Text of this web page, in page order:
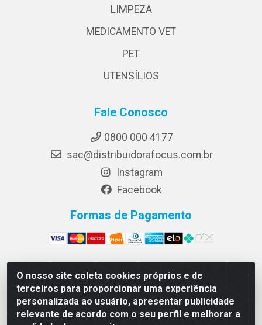
O nosso site coleta cookies próprios e de
terceiros para proporcionar uma experiência
personalizada ao usuário, apresentar publicidade
relevante de acordo com o seu perfil e melhorar a
LIMPEZA
MEDICAMENTO VET
PET
UTENSÍLIOS
Fale Conosco
0800 000 4177
sac@distribuidorafocus.com.br
Instagram
Facebook
Formas de Pagamento
Focus Distribuidora LTDA - Rua Republica Eslovaca, 1121
- Muribeca, Jaboatão dos Guararapes/PE - CEP 54350-
195 - CNPJ 10.960.053/0001-08